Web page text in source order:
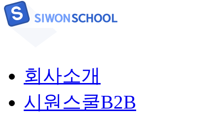
회사소개
시원스쿨B2B